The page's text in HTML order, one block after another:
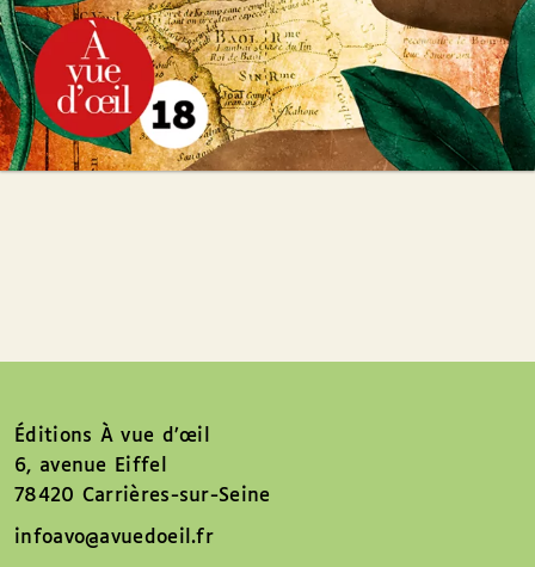
Éditions À vue d’œil
6, avenue Eiffel
78420 Carrières-sur-Seine
infoavo@avuedoeil.fr